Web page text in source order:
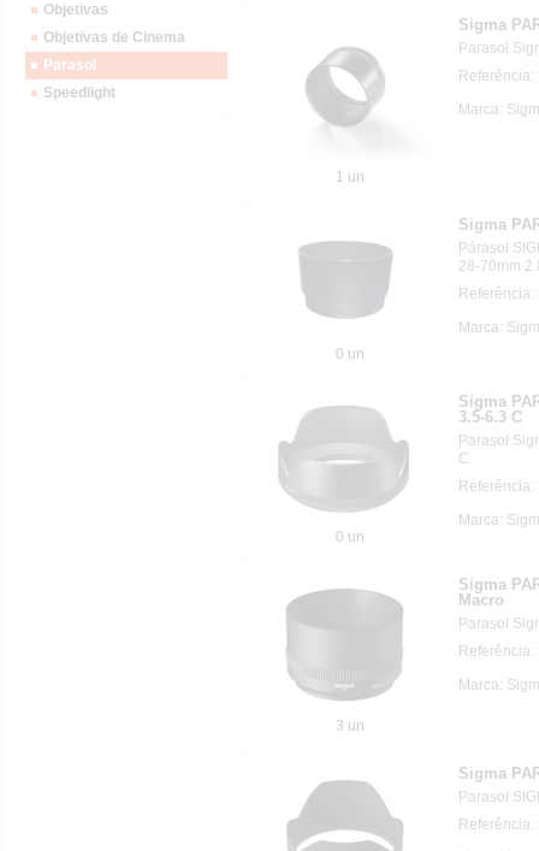
Objetivas
Objetivas de Cinema
Parasol
Speedlight
1 un
Sigma
Parasol
Referência:
Marca:
0 un
Sigma
Párasol
28-70mm
Marca:
0 un
Sigma
3.5-6.3 C
Parasol
C.
Referência:
Marca:
3 un
Sigma
Macro
Parasol
Referência:
Marca:
Sigma
Parasol
Referência: